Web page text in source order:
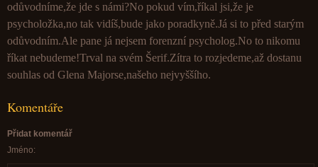
odůvodníme,že jde s námi?No pokud vím,říkal jsi,že je
psycholožka,no tak vidíš,bude jako poradkyně.Já si to před starým
odůvodním.Ale pane já nejsem forenzní psycholog.No to nikomu
říkat nebudeme!Trval na svém Šerif.Zítra to rozjedeme,až dostanu
souhlas od Glena Majorse,našeho nejvyššího.
Komentáře
Přidat komentář
Jméno: